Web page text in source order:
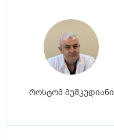
როსტომ მუშკუდიანი